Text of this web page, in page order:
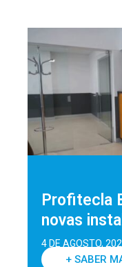
Profitecla
novas
4 DE AGOSTO,
+ SABER